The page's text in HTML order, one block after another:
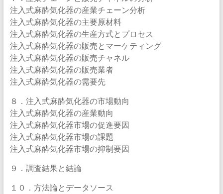
注入式麻酔気化器の産業チェーン分析
注入式麻酔気化器の主要原材料
注入式麻酔気化器の生産方式とプロセス
注入式麻酔気化器の販売とマーケティング
注入式麻酔気化器の販売チャネル
注入式麻酔気化器の販売業者
注入式麻酔気化器の需要先
８．注入式麻酔気化器の市場動向
注入式麻酔気化器の産業動向
注入式麻酔気化器市場の促進要因
注入式麻酔気化器市場の課題
注入式麻酔気化器市場の抑制要因
９．調査結果と結論
１０．方法論とデータソース